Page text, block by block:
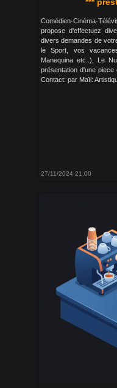
Comédien-Cinéma-
propose d'effectuez
divers demandes de
le Sport, vos
Manequina etc..), Le
présentation d'une
Contact: par Maïl:
27/11/2024 21:00